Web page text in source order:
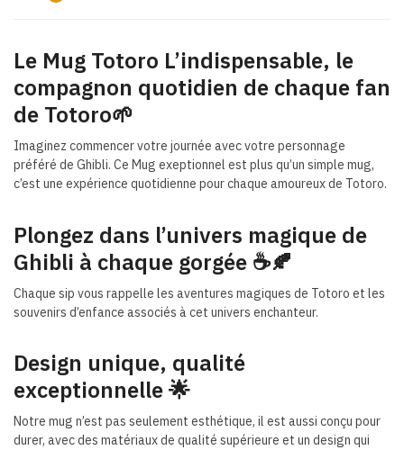
Le Mug Totoro L’indispensable, le
compagnon quotidien de chaque fan
de Totoro🌱
Imaginez commencer votre journée avec votre personnage
préféré de Ghibli. Ce Mug exeptionnel est plus qu’un simple mug,
c’est une expérience quotidienne pour chaque amoureux de Totoro.
Plongez dans l’univers magique de
Ghibli à chaque gorgée ☕🍂
Chaque sip vous rappelle les aventures magiques de Totoro et les
souvenirs d’enfance associés à cet univers enchanteur.
Design unique, qualité
exceptionnelle 🌟
Notre mug n’est pas seulement esthétique, il est aussi conçu pour
durer, avec des matériaux de qualité supérieure et un design qui